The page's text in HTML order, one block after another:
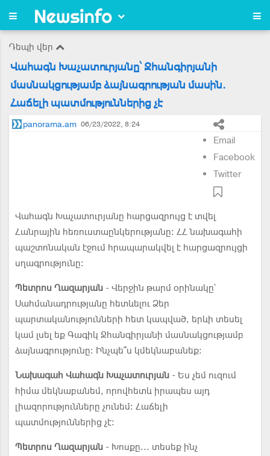
Դեպի վեր
Վահագն Խաչատուրյանը՝ Ջհանգիրյանի
մասնակցությամբ ձայնագրության մասին.
Հաճելի պատմություններից չէ
panorama.am 06/23/2022, 8:24
Email
Facebook
Twitter
Վահագն Խաչատուրյանը հարցազրույց է տվել
Հանրային հեռուստաընկերությանը։ ՀՀ նախագահի
պաշտոնական էջում հրապարակվել է հարցազրույցի
սղագրությունը։
Պետրոս Ղազարյան - Վերջին թարմ օրինակը՝
Սահմանադրությանը հետևելու Ձեր
պարտականությունների հետ կապված, երևի տեսել
կամ լսել եք Գագիկ Ջհանգիրյանի մասնակցությամբ
ձայնագրությունը: Ինչպե՞ս կմեկնաբանեք:
Նախագահ Վահագն Խաչատուրյան - Ես չեմ ուզում
հիմա մեկնաբանեմ, որովհետև իրապես այդ
լիազորությունները չունեմ: Հաճելի
պատմություններից չէ:
Պետրոս Ղազարյան - Խոսքը... տեսեք ինչ